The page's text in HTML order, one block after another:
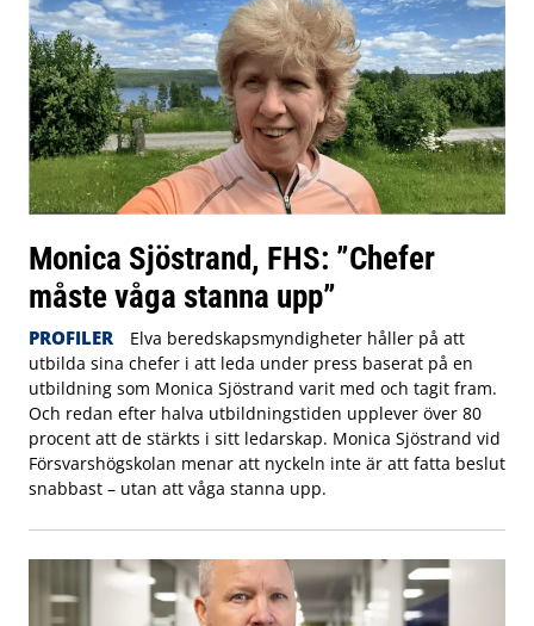
Monica Sjöstrand, FHS: ”Chefer
måste våga stanna upp”
PROFILER
Elva beredskapsmyndigheter håller på att
utbilda sina chefer i att leda under press baserat på en
utbildning som Monica Sjöstrand varit med och tagit fram.
Och redan efter halva utbildningstiden upplever över 80
procent att de stärkts i sitt ledarskap. Monica Sjöstrand vid
Försvarshögskolan menar att nyckeln inte är att fatta beslut
snabbast – utan att våga stanna upp.